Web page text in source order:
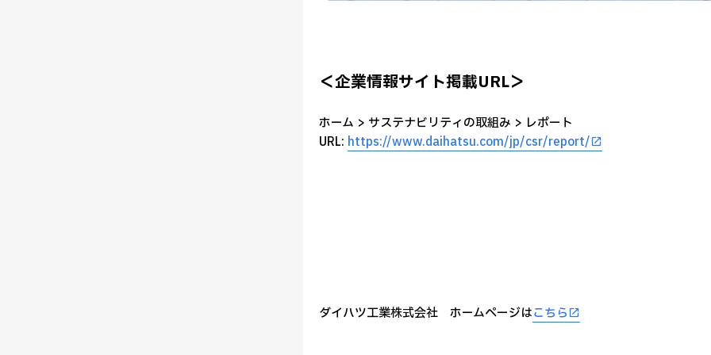
＜企業情報サイト掲載URL＞
ホーム > サステナビリティの取組み > レポート
URL: https://www.daihatsu.com/jp/csr/report/
ダイハツ工業株式会社 ホームページはこちら